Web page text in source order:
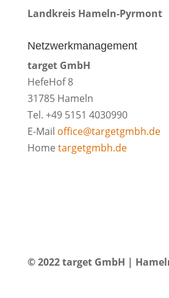
Landkreis Hameln-Pyrmont
Netzwerkmanagement
target GmbH
HefeHof 8
31785 Hameln
Tel. +49 5151 4030990
E-Mail office@targetgmbh.de
Home targetgmbh.de
© 2022 target GmbH |